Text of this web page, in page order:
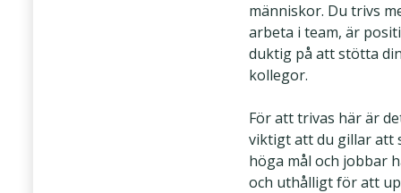
människor. Du trivs
arbeta i team, är
duktig på att stötta
kollegor.
För att trivas här är
viktigt att du gillar att
höga mål och jobbar
och uthålligt för att